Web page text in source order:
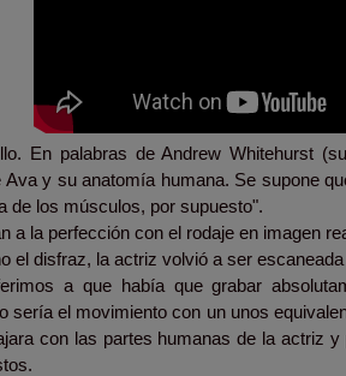
En palabras de Andrew Whitehurst
y su anatomía humana. Se supone
de los músculos, por supuesto".
a la perfección con el rodaje en imagen
el disfraz, la actriz volvió a ser
a que había que grabar
sería el movimiento con un unos
con las partes humanas de la actriz